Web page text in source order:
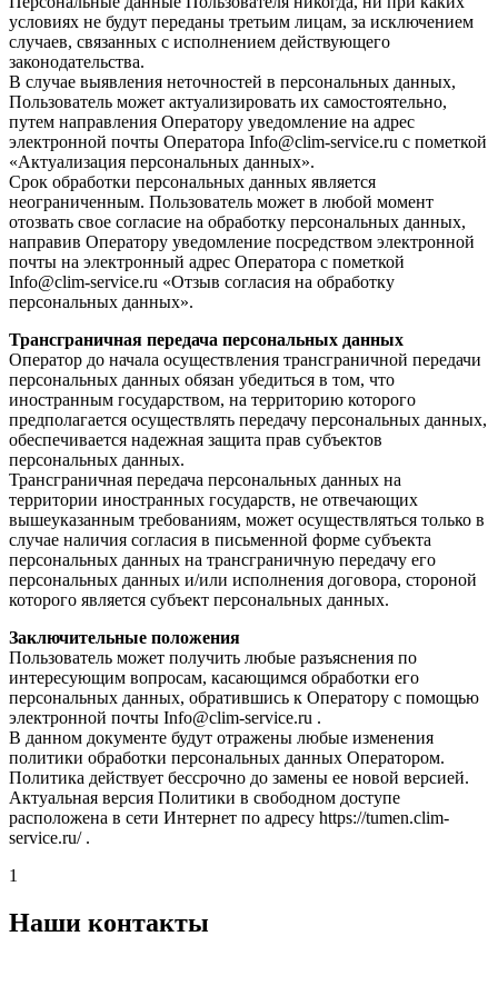
условиях не будут переданы третьим лицам, за исключением
случаев, связанных с исполнением действующего
законодательства.
В случае выявления неточностей в персональных данных,
Пользователь может актуализировать их самостоятельно,
путем направления Оператору уведомление на адрес
электронной почты Оператора Info@clim-service.ru с пометкой
«Актуализация персональных данных».
Срок обработки персональных данных является
неограниченным. Пользователь может в любой момент
отозвать свое согласие на обработку персональных данных,
направив Оператору уведомление посредством электронной
почты на электронный адрес Оператора с пометкой
Info@clim-service.ru «Отзыв согласия на обработку
персональных данных».
Трансграничная передача персональных данных
Оператор до начала осуществления трансграничной передачи
персональных данных обязан убедиться в том, что
иностранным государством, на территорию которого
предполагается осуществлять передачу персональных данных,
обеспечивается надежная защита прав субъектов
персональных данных.
Трансграничная передача персональных данных на
территории иностранных государств, не отвечающих
вышеуказанным требованиям, может осуществляться только в
случае наличия согласия в письменной форме субъекта
персональных данных на трансграничную передачу его
персональных данных и/или исполнения договора, стороной
которого является субъект персональных данных.
Заключительные положения
Пользователь может получить любые разъяснения по
интересующим вопросам, касающимся обработки его
персональных данных, обратившись к Оператору с помощью
электронной почты Info@clim-service.ru .
В данном документе будут отражены любые изменения
политики обработки персональных данных Оператором.
Политика действует бессрочно до замены ее новой версией.
Актуальная версия Политики в свободном доступе
расположена в сети Интернет по адресу https://tumen.clim-
service.ru/ .
1
Наши контакты